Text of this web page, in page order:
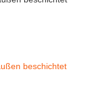
beschichtet